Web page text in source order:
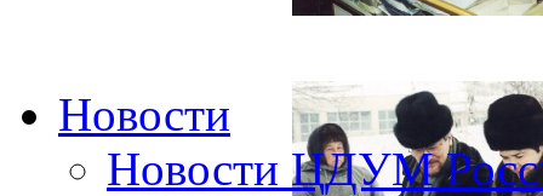
Новости
Новости ЦДУМ